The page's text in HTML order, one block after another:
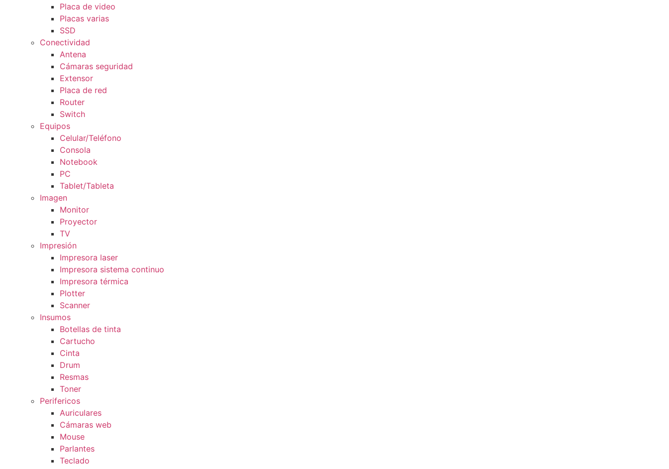
Placa de video
Placas varias
SSD
Conectividad
Antena
Cámaras seguridad
Extensor
Placa de red
Router
Switch
Equipos
Celular/Teléfono
Consola
Notebook
PC
Tablet/Tableta
Imagen
Monitor
Proyector
TV
Impresión
Impresora laser
Impresora sistema continuo
Impresora térmica
Plotter
Scanner
Insumos
Botellas de tinta
Cartucho
Cinta
Drum
Resmas
Toner
Perifericos
Auriculares
Cámaras web
Mouse
Parlantes
Teclado